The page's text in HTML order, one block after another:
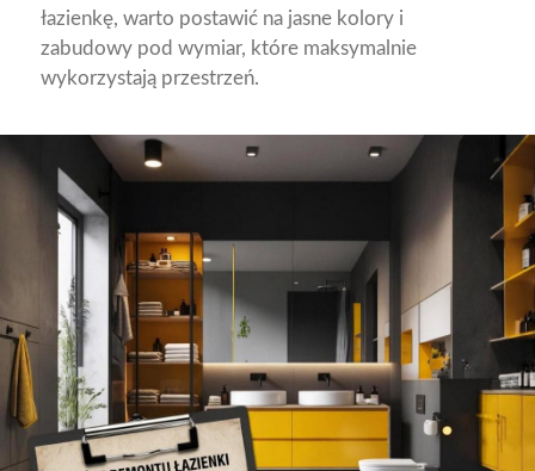
łazienkę, warto postawić na jasne kolory i
zabudowy pod wymiar, które maksymalnie
wykorzystają przestrzeń.